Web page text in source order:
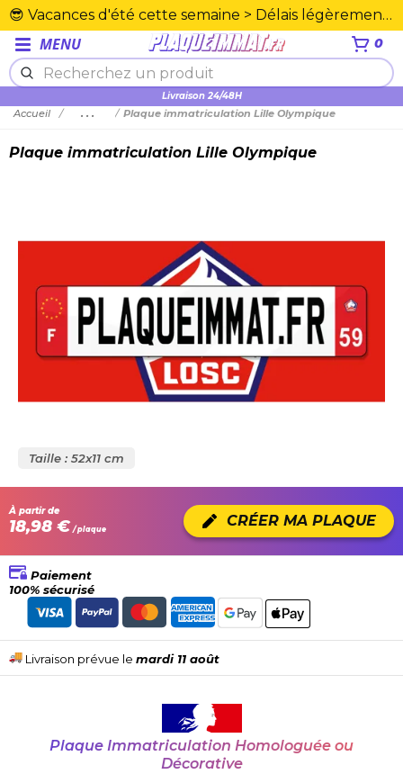
😎 Vacances d'été cette semaine > Délais légèrement rallongés. Merci☀️
MENU 0
Plexiglas en PMMA supérieure
Accueil ... Plaque immatriculation Lille Olympique
Plaque immatriculation Lille Olympique
Taille : 52x11 cm
À partir de
18,98 € / plaque CRÉER MA PLAQUE
Paiement
100% sécurisé
Livraison prévue le mardi 11 août
Plaque Immatriculation Homologuée ou
Décorative